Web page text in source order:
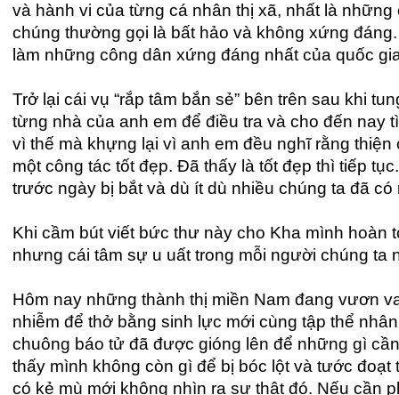
và hành vi của từng cá nhân thị xã, nhất là
chúng thường gọi là bất hảo và không xứng
làm những công dân xứng đáng nhất của quốc
Trở lại cái vụ “rắp tâm bắn sẻ” bên trên sau khi
từng nhà của anh em để điều tra và cho đến nay
vì thế mà khựng lại vì anh em đều nghĩ rằng
một công tác tốt đẹp. Đã thấy là tốt đẹp thì tiếp
trước ngày bị bắt và dù ít dù nhiều chúng ta đã
Khi cầm bút viết bức thư này cho Kha mình hoàn
nhưng cái tâm sự u uất trong mỗi người chúng ta
Hôm nay những thành thị miền Nam đang vươn
nhiễm để thở bằng sinh lực mới cùng tập thể
chuông báo tử đã được gióng lên để những gì
thấy mình không còn gì để bị bóc lột và tước
có kẻ mù mới không nhìn ra sự thật đó. Nếu cần